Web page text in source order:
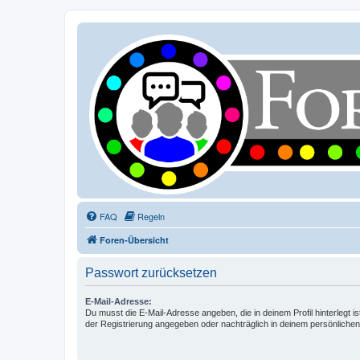
FAQ Regeln
Foren-Übersicht
Passwort zurücksetzen
E-Mail-Adresse:
Du musst die E-Mail-Adresse angeben, die in deinem Profil hinterlegt
der Registrierung angegeben oder nachträglich in deinem